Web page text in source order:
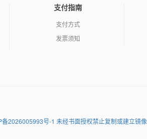
支付指南
支付方式
发票须知
2026005993号-1 未经书面授权禁止复制或建立镜像